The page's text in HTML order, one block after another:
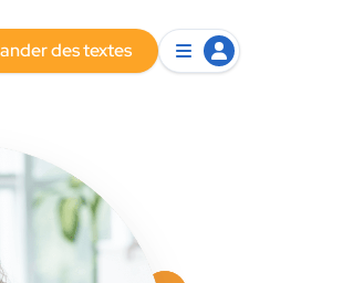
des textes